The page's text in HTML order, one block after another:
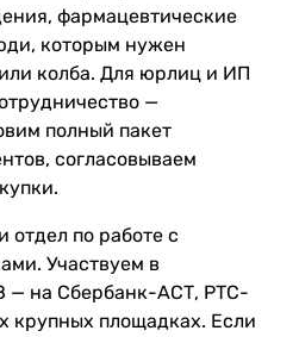
фармацевтические
которым нужен
колба. Для юрлиц и ИП
—
полный пакет
согласовываем
отдел по работе с
Участвуем в
— на Сбербанк-АСТ, РТС-
крупных площадках. Если